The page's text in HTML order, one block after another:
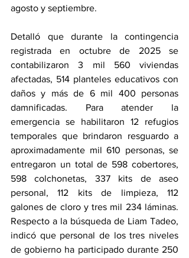
agosto y septiembre.
Detalló que durante la contingencia
registrada en octubre de 2025 se
contabilizaron 3 mil 560 viviendas
afectadas, 514 planteles educativos con
daños y más de 6 mil 400 personas
damnificadas. Para atender la
emergencia se habilitaron 12 refugios
temporales que brindaron resguardo a
aproximadamente mil 610 personas, se
entregaron un total de 598 cobertores,
598 colchonetas, 337 kits de aseo
personal, 112 kits de limpieza, 112
galones de cloro y tres mil 234 láminas.
Respecto a la búsqueda de Liam Tadeo,
indicó que personal de los tres niveles
de gobierno ha participado durante 250